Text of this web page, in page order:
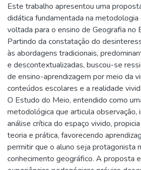
Este trabalho apresentou uma
didática fundamentada na
voltada para o ensino de Geografia no
Partindo da constatação do
às abordagens tradicionais,
e descontextualizadas, buscou-se
de ensino-aprendizagem por meio da
conteúdos escolares e a realidade
O Estudo do Meio, entendido como
metodológica que articula observação,
análise crítica do espaço vivido,
teoria e prática, favorecendo
permitir que o aluno seja protagonista
conhecimento geográfico. A proposta